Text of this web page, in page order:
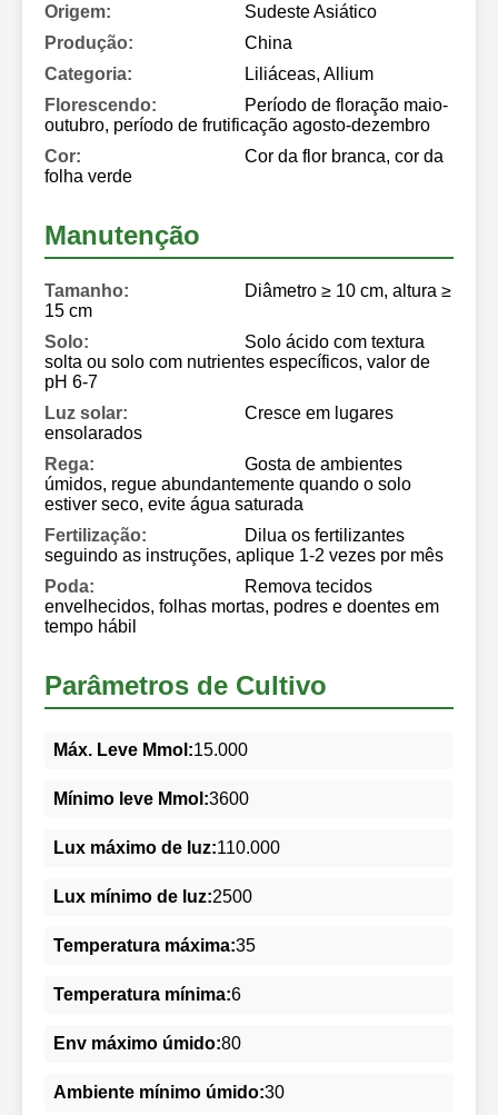
Origem:
Sudeste Asiático
Produção:
China
Categoria:
Liliáceas, Allium
Florescendo:
Período de floração maio-
outubro, período de frutificação agosto-dezembro
Cor:
Cor da flor branca, cor da
folha verde
Manutenção
Tamanho:
Diâmetro ≥ 10 cm, altura ≥
15 cm
Solo:
Solo ácido com textura
solta ou solo com nutrientes específicos, valor de
pH 6-7
Luz solar:
Cresce em lugares
ensolarados
Rega:
Gosta de ambientes
úmidos, regue abundantemente quando o solo
estiver seco, evite água saturada
Fertilização:
Dilua os fertilizantes
seguindo as instruções, aplique 1-2 vezes por mês
Poda:
Remova tecidos
envelhecidos, folhas mortas, podres e doentes em
tempo hábil
Parâmetros de Cultivo
Máx. Leve Mmol:15.000
Mínimo leve Mmol:3600
Lux máximo de luz:110.000
Lux mínimo de luz:2500
Temperatura máxima:35
Temperatura mínima:6
Env máximo úmido:80
Ambiente mínimo úmido:30